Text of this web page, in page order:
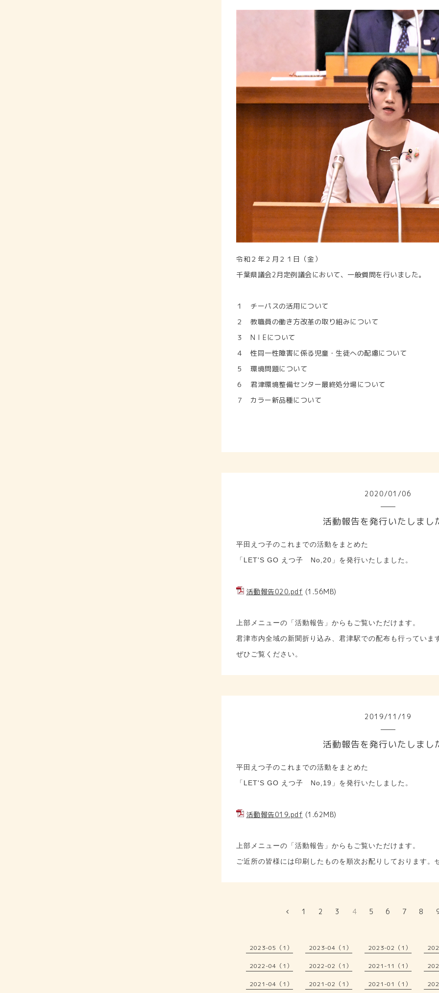
令和２年２月２１日（金）
千葉県議会2月定例議会において、一般質問を行いました。
１ チーパスの活用について
２ 教職員の働き方改革の取り組みについて
３ N I E について
４ 性同一性障害に係る児童・生徒への配慮について
５ 環境問題について
６ 君津環境整備センター最終処分場について
７ カラー新品種について
2020/01 /06
活動報告を発行いたしまし
平田えつ子のこれまでの活動をまとめた
「LET'S GO えつ子 No,20」を発行いたしました。
活動報告020.pdf (1.56MB)
上部メニューの「活動報告」からもご覧いただけます。
君津市内全域の新聞折り込み、君津駅での配布も行っていま
ぜひご覧ください。
2019/11 /19
活動報告を発行いたしまし
平田えつ子のこれまでの活動をまとめた
「LET'S GO えつ子 No,19」を発行いたしました。
活動報告019.pdf (1.62MB)
上部メニューの「活動報告」からもご覧いただけます。
ご近所の皆様には印刷したものを順次お配りしております。
1 2 3 4 5 6 7 8
2023-05（1） 2023-04（1） 2023-02（1）
2022-04（1） 2022-02（1） 2021-11（1）
2021-04（1） 2021-02（1） 2021-01（1）